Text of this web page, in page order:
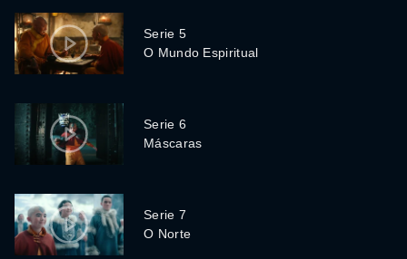
Serie 5
O Mundo Espiritual
Serie 6
Máscaras
Serie 7
O Norte